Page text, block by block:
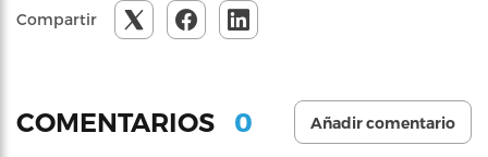
Compartir
COMENTARIOS 0 Añadir comentario